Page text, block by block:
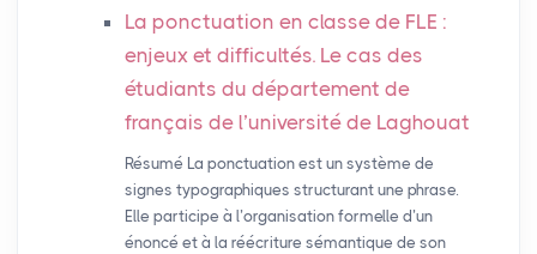
La ponctuation en classe de FLE :
enjeux et difficultés. Le cas des
étudiants du département de
français de l’université de Laghouat
Résumé La ponctuation est un système de
signes typographiques structurant une phrase.
Elle participe à l’organisation formelle d’un
énoncé et à la réécriture sémantique de son